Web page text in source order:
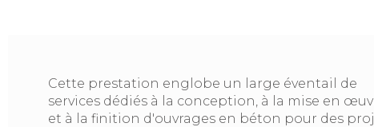
Cette prestation englobe un large éventail de
services dédiés à la conception, à la mise en
et à la finition d'ouvrages en béton pour des